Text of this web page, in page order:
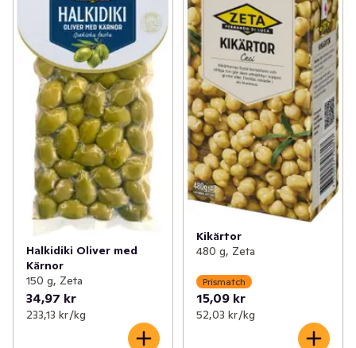
Halkidiki Oliver med
Kärnor
150 g, Zeta
34,97 kr
233,13 kr /kg
Kikärtor
480 g, Zeta
Prismatch
15,09 kr
52,03 kr /kg